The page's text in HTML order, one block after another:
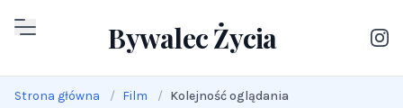
Bywalec Życia
Strona główna Film Kolejność oglądania